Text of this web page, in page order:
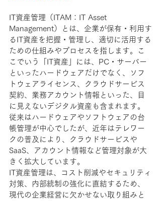
IT資産管理（ITAM：IT Asset
Management）とは、企業が保有・利用す
るIT資産を把握・管理し、適切に活用する
ための仕組みやプロセスを指します。こ
こでいう「IT資産」には、PC・サーバー
といったハードウェアだけでなく、ソフ
トウェアライセンス、クラウドサービス
契約、業務アカウント情報 といった、目
に見えないデジタル資産も含まれます。
従来はハードウェアやソフトウェアの台
帳管理が中心でしたが、近年は テレワー
クの普及により、
クラウドサービスや
SaaS、アカウント情報など管理対象が大
きく拡大しています。
IT資産管理は、コスト削減やセキュリティ
対策、内部統制の強化に直結するため、
現代の企業経営に欠かせない取り組みと